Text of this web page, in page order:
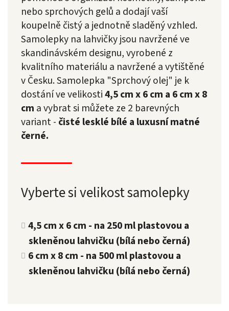
nebo sprchových gelů a dodají vaší
koupelně čistý a jednotně sladěný vzhled.
Samolepky na lahvičky jsou navržené ve
skandinávském designu, vyrobené z
kvalitního materiálu a navržené a vytištěné
v Česku.Samolepka "Sprchový olej" je k
dostání ve velikosti4,5 cm x 6 cm a 6 cm x 8
cm a vybrat si můžete ze 2 barevných
variant - čisté lesklé bílé a luxusní matné
černé.
Vyberte si velikost samolepky
4,5 cm x 6 cm - na 250 ml plastovou a
skleněnou lahvičku (bílá nebo černá)
6 cm x 8 cm - na 500 ml plastovou a
skleněnou lahvičku (bílá nebo černá)